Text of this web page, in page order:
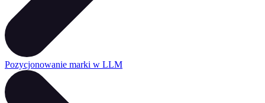
Pozycjonowanie marki w LLM